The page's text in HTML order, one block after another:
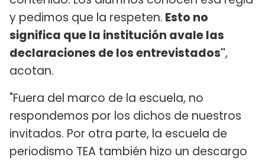
y pedimos que la respeten. Esto no
significa que la institución avale las
declaraciones de los entrevistados",
acotan.
"Fuera del marco de la escuela, no
respondemos por los dichos de nuestros
invitados. Por otra parte, la escuela de
periodismo TEA también hizo un descargo